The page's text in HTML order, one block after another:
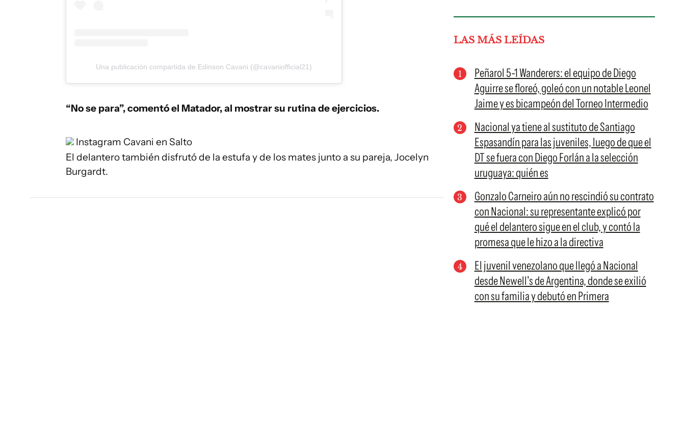
Una publicación compartida de Edinson Cavani (@cavaniofficial21)
“No se para”, comentó el Matador, al mostrar su rutina de ejercicios.
Instagram Cavani en Salto
El delantero también disfrutó de la estufa y de los mates junto a su pareja, Jocelyn
Burgardt.
LAS MÁS LEÍDAS
Peñarol 5-1 Wanderers: el equipo de Diego
Aguirre se floreó, goleó con un notable Leonel
Jaime y es bicampeón del Torneo Intermedio
Nacional ya tiene al sustituto de Santiago
Espasandín para las juveniles, luego de que el
DT se fuera con Diego Forlán a la selección
uruguaya: quién es
Gonzalo Carneiro aún no rescindió su contrato
con Nacional: su representante explicó por
qué el delantero sigue en el club, y contó la
promesa que le hizo a la directiva
El juvenil venezolano que llegó a Nacional
desde Newell's de Argentina, donde se exilió
con su familia y debutó en Primera